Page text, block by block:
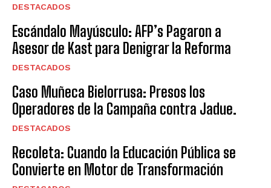
DESTACADOS
Escándalo Mayúsculo: AFP’s Pagaron a
Asesor de Kast para Denigrar la Reforma
DESTACADOS
Caso Muñeca Bielorrusa: Presos los
Operadores de la Campaña contra Jadue.
DESTACADOS
Recoleta: Cuando la Educación Pública se
Convierte en Motor de Transformación